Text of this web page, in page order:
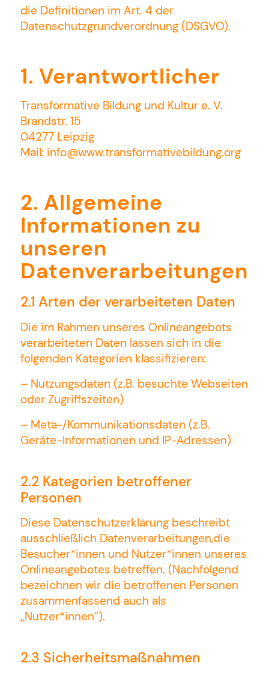
die Definitionen im Art. 4 der
Datenschutzgrundverordnung (DSGVO).
1. Verantwortlicher
Transformative Bildung und Kultur e. V.
Brandstr. 15
04277 Leipzig
Mail: info@www.transformativebildung.org
2. Allgemeine
Informationen zu
unseren
Datenverarbeitungen
2.1 Arten der verarbeiteten Daten
Die im Rahmen unseres Onlineangebots
verarbeiteten Daten lassen sich in die
folgenden Kategorien klassifizieren:
– Nutzungsdaten (z.B. besuchte Webseiten
oder Zugriffszeiten)
– Meta-/Kommunikationsdaten (z.B.
Geräte-Informationen und IP-Adressen)
2.2 Kategorien betroffener
Personen
Diese Datenschutzerklärung beschreibt
ausschließlich Datenverarbeitungen,die
Besucher*innen und Nutzer*innen unseres
Onlineangebotes betreffen. (Nachfolgend
bezeichnen wir die betroffenen Personen
zusammenfassend auch als
„Nutzer*innen“).
2.3 Sicherheitsmaßnahmen